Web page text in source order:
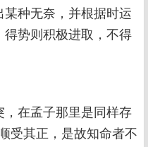
种无奈，并根据时运
势则积极进取，不得
在孟子那里是同样存
受其正，是故知命者不